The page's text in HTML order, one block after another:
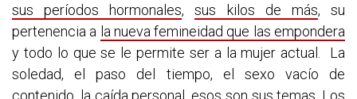
sus períodos hormonales,sus kilos de más, su
pertenencia a la nueva femineidad que las empondera
y todo lo que se le permite ser a la mujer actual. La
soledad, el paso del tiempo, el sexo vacío de
contenido, la caída personal, esos son sus temas. Los